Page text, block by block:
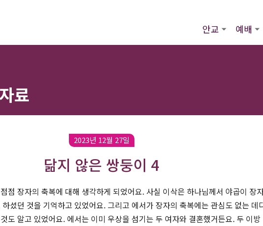
안교 예배
료
2023년 12월 27일
닮지 않은 쌍둥이 4
점 장자의 축복에 대해 생각하게 되었어요. 사실 이삭은 하나님께서 야곱이 장
셨던 것을 기억하고 있었어요. 그리고 에서가 장자의 축복에는 관심도 없는 데
도 알고 있었어요. 에서는 이미 우상을 섬기는 두 여자와 결혼했거든요. 두 이방